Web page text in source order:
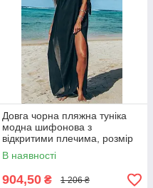
Довга чорна пляжна туніка
модна шифонова з
відкритими плечима, розмір
42/48
В наявності
904,50 ₴ 1 206 ₴